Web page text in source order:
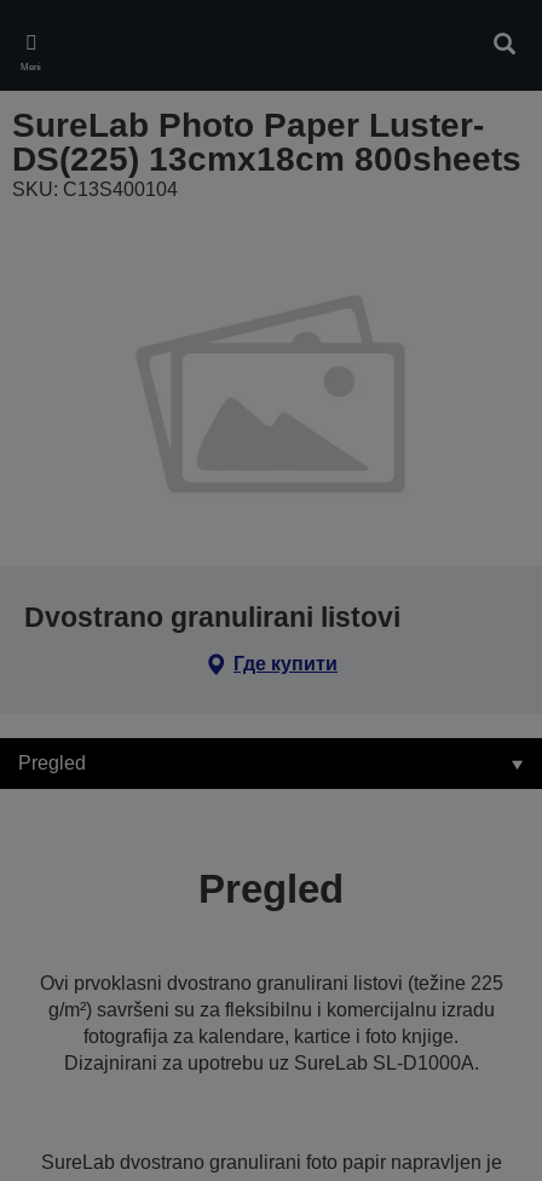
main
content
Meni
SureLab Photo Paper Luster-
DS(225) 13cmx18cm 800sheets
SKU: C13S400104
Dvostrano granulirani listovi
Где купити
Pregled
Pregled
Ovi prvoklasni dvostrano granulirani listovi (težine 225
g/m²) savršeni su za fleksibilnu i komercijalnu izradu
fotografija za kalendare, kartice i foto knjige.
Dizajnirani za upotrebu uz SureLab SL-D1000A.
SureLab dvostrano granulirani foto papir napravljen je